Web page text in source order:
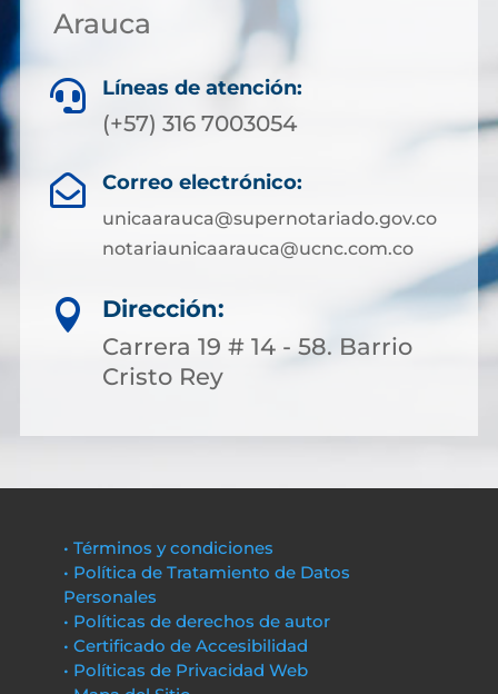
Arauca
 Líneas de atención:
(+57) 316 7003054
 Correo electrónico:
unicaarauca@supernotariado.gov.co
notariaunicaarauca@ucnc.com.co

Dirección:
Carrera 19 # 14 - 58. Barrio
Cristo Rey
• Términos y condiciones
• Política de Tratamiento de Datos
Personales
• Políticas de derechos de autor
• Certificado de Accesibilidad
• Políticas de Privacidad Web